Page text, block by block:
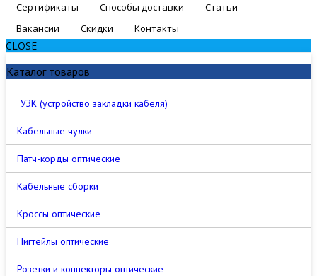
Сертификаты
Способы доставки
Статьи
Вакансии
Скидки Контакты
CLOSE
Каталог товаров
УЗК (устройство закладки кабеля)
Кабельные чулки
Патч-корды оптические
Кабельные сборки
Кроссы оптические
Пигтейлы оптические
Розетки и коннекторы оптические